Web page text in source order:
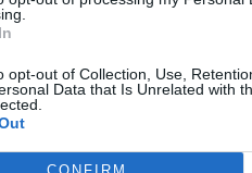
opt-out of Collection, Use,
Data that Is Unrelated with
directivo ha pedido
quedestinará 25
ámbito sin ánimo de
las empresas, como
también ha pedido